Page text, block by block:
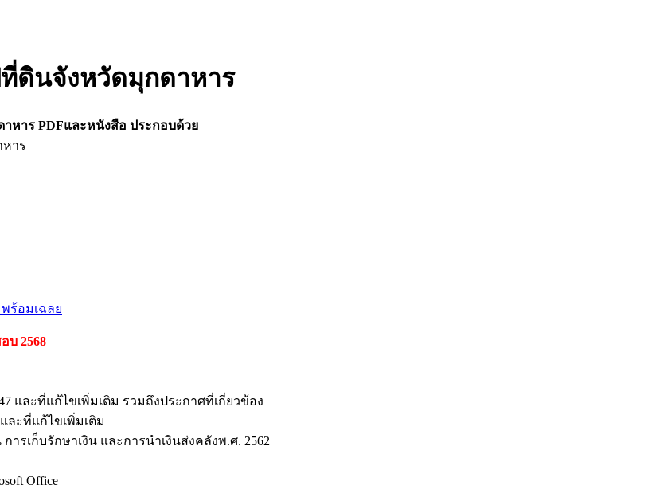
ดินจังหวัดมุกดาหาร
หาร PDFและหนังสือ ประกอบด้วย
าร
ร้อมเฉลย
บ 2568
และที่แก้ไขเพิ่มเติม รวมถึงประกาศที่เกี่ยวข้อง
ละที่แก้ไขเพิ่มเติม
ารเก็บรักษาเงิน และการนำเงินส่งคลังพ.ศ. 2562
Office